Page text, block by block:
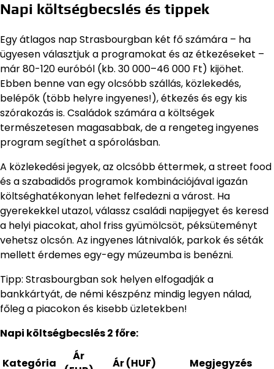
Napi költségbecslés és tippek
Egy átlagos nap Strasbourgban két fő számára – ha
ügyesen választjuk a programokat és az étkezéseket –
már 80-120 euróból (kb. 30 000–46 000 Ft) kijöhet.
Ebben benne van egy olcsóbb szállás, közlekedés,
belépők (több helyre ingyenes!), étkezés és egy kis
szórakozás is. Családok számára a költségek
természetesen magasabbak, de a rengeteg ingyenes
program segíthet a spórolásban.
A közlekedési jegyek, az olcsóbb éttermek, a street food
és a szabadidős programok kombinációjával igazán
költséghatékonyan lehet felfedezni a várost. Ha
gyerekekkel utazol, válassz családi napijegyet és keresd
a helyi piacokat, ahol friss gyümölcsöt, péksüteményt
vehetsz olcsón. Az ingyenes látnivalók, parkok és séták
mellett érdemes egy-egy múzeumba is benézni.
Tipp: Strasbourgban sok helyen elfogadják a
bankkártyát, de némi készpénz mindig legyen nálad,
főleg a piacokon és kisebb üzletekben!
Napi költségbecslés 2 főre:
Kategória
Ár
Ár (HUF) Megjegyzés